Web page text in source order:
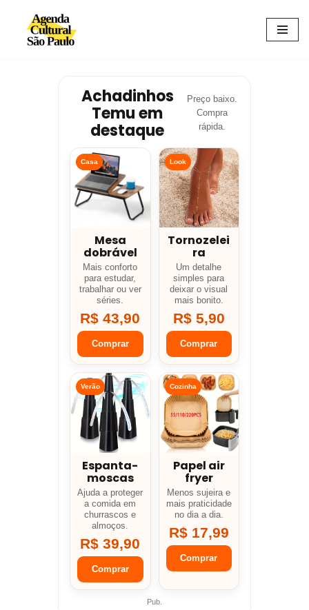
Avançar
Achadinhos
Temu em
destaque
Preço baixo.
Compra
rápida.
Casa
Mesa
dobrável
Mais conforto
para estudar,
trabalhar ou ver
séries.
R$ 43,90
Comprar
Look
Tornozelei
ra
Um detalhe
simples para
deixar o visual
mais bonito.
R$ 5,90
Comprar
Verão
Espanta-
moscas
Ajuda a proteger
a comida em
churrascos e
almoços.
R$ 39,90
Comprar
Cozinha
Papel air
fryer
Menos sujeira e
mais praticidade
no dia a dia.
R$ 17,99
Comprar
Pub.